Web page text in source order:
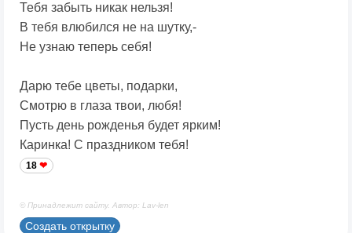
Тебя забыть никак нельзя!
В тебя влюбился не на шутку,-
Не узнаю теперь себя!
Дарю тебе цветы, подарки,
Смотрю в глаза твои, любя!
Пусть день рожденья будет ярким!
Каринка! С праздником тебя!
18
© Принадлежит сайту. Автор: Lav-len
Создать открытку